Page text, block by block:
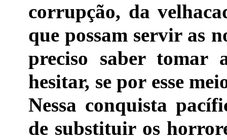
corrupção, da
que possam servir as
preciso saber tomar
hesitar, se por esse
Nessa conquista
de substituir os